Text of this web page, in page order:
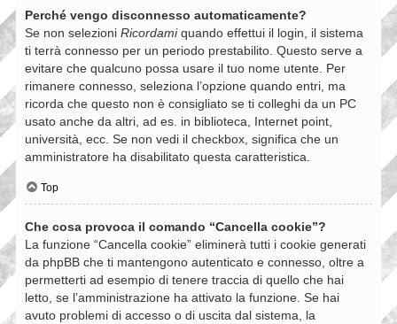
Perché vengo disconnesso automaticamente?
Se non selezioni Ricordamiquando effettui il login, il sistema
ti terrà connesso per un periodo prestabilito. Questo serve a
evitare che qualcuno possa usare il tuo nome utente. Per
rimanere connesso, seleziona l’opzione quando entri, ma
ricorda che questo non è consigliato se ti colleghi da un PC
usato anche da altri, ad es. in biblioteca, Internet point,
università, ecc. Se non vedi il checkbox, significa che un
amministratore ha disabilitato questa caratteristica.
Top
Che cosa provoca il comando “Cancella cookie”?
La funzione “Cancella cookie” eliminerà tutti i cookie generati
da phpBB che ti mantengono autenticato e connesso, oltre a
permetterti ad esempio di tenere traccia di quello che hai
letto, se l’amministrazione ha attivato la funzione. Se hai
avuto problemi di accesso o di uscita dal sistema, la